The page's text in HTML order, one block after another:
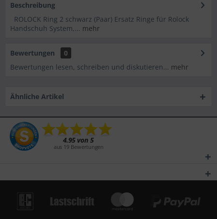
Beschreibung
ROLOCK Ring 2 schwarz (Paar) Ersatz Ringe für Rolock
Handschuh System,... mehr
Bewertungen
0
Bewertungen lesen, schreiben und diskutieren... mehr
Ähnliche Artikel